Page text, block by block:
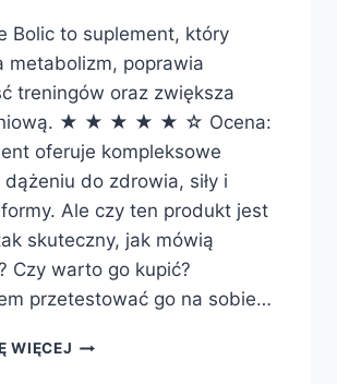
Bolic to suplement, który
metabolizm, poprawia
treningów oraz zwiększa
★ ★ ★ ★ ★ ☆ Ocena:
oferuje kompleksowe
do zdrowia, siły i
formy. Ale czy ten produkt jest
skuteczny, jak mówią
Czy warto go kupić?
przetestować go na sobie…
WIĘCEJ KETO